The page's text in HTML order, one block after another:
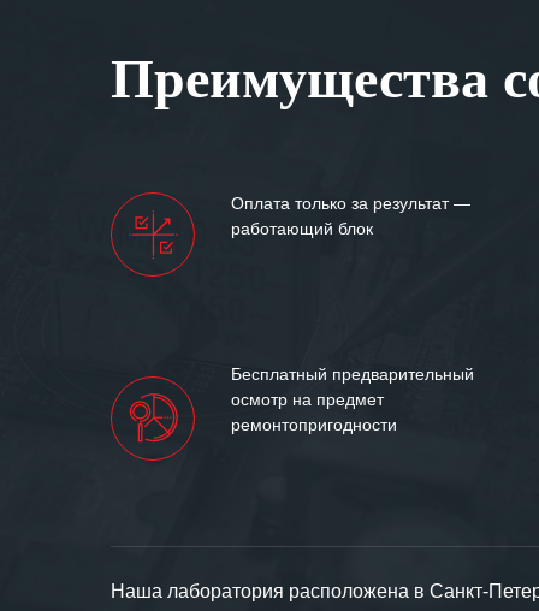
Мы высоко
«555» долгих
Преимущества
Оплата только за результат —
работающий блок
Бесплатный предварительный
осмотр на предмет
ремонтопригодности
Наша лаборатория расположена в Санкт-